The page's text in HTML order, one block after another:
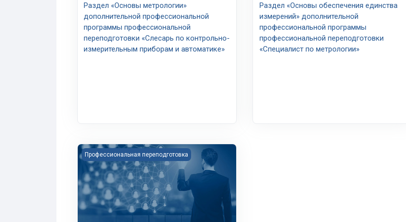
Раздел «Основы метрологии»
дополнительной профессиональной
программы профессиональной
переподготовки «Слесарь по контрольно-
измерительным приборам и автоматике»
Раздел «Основы обеспечения единства
измерений» дополнительной
профессиональной программы
профессиональной переподготовки
«Специалист по метрологии»
Изображение курса Профессиональная переподготовка «Специалист по управлению
Профессиональная переподготовка